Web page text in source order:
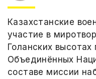
Казахстанские
участие в
Голанских
Объединённых
составе миссии